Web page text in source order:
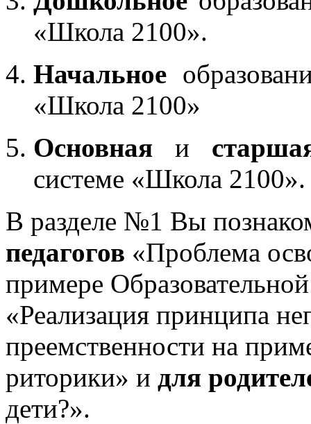
«Школа 2100».
Начальное
«Школа 2100»
Основная и
системе «Школа 2100».
В разделе №1 Вы
педагогов «Проблема
примере
«Реализация принципа
преемственности на
риторики» и для
дети?».